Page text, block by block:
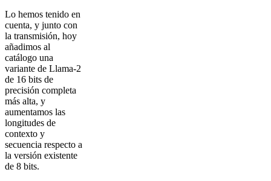
Lo hemos tenido en
cuenta, y junto con
la transmisión, hoy
añadimos al
catálogo una
variante de Llama-2
de 16 bits de
precisión completa
más alta, y
aumentamos las
longitudes de
contexto y
secuencia respecto a
la versión existente
de 8 bits.